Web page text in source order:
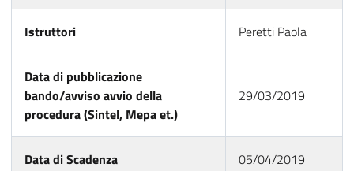
Istruttori Peretti Paola
Data di pubblicazione
bando/avviso avvio della
procedura (Sintel, Mepa et.)
29/03/2019
Data di Scadenza 05/04/2019